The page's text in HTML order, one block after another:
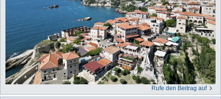
Rufe den Beitrag auf